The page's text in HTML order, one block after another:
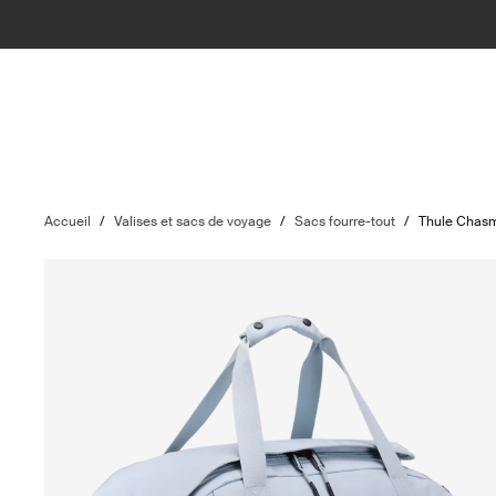
Accueil / Valises et sacs de voyage / Sacs fourre-tout / Thule